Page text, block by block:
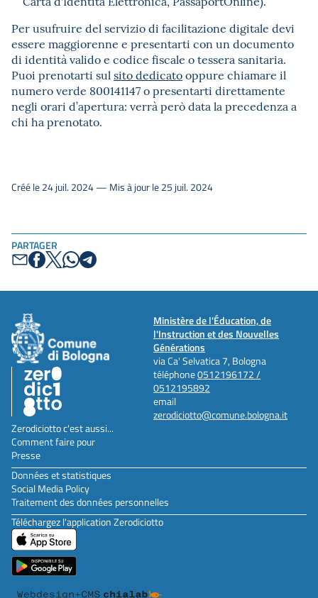
PARTAGER
Per usufruire del servizio di facilitazione digitale devi
essere maggiorenne e presentarti con un documento
di identità valido e codice fiscale o tessera sanitaria.
Puoi prenotarti sulsito dedicatooppure chiamare il
numero verde 800141147 o presentarti direttamente
negli orari d’apertura: verrà però data la precedenza a
chi ha prenotato.
Créé le 24 juil. 2024 — Mis à jour le 25 juil. 2024
Ministère de l'Éducation, de
l'Instruction et des Nouvelles
Générations
via Ca' Selvatica 7, Bologna
téléphone0512196172 /
0512195892
email
zerodiciotto@comune.bologna.it
Zerodiciotto c'est aussi...
Comment faire pour
Presse
Données et statistiques
Social Media Policy
Traitement des données personnelles
Téléchargez l'application Zerodiciotto